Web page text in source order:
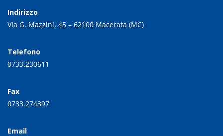
Indirizzo
Via G. Mazzini, 45 – 62100 Macerata (MC)
Telefono
0733.230611
Fax
0733.274397
Email